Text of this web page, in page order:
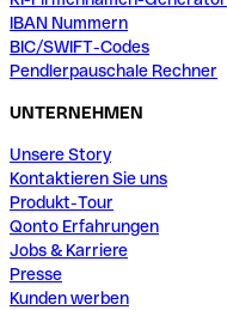
IBAN Nummern
BIC/SWIFT-Codes
Pendlerpauschale Rechner
UNTERNEHMEN
Unsere Story
Kontaktieren Sie uns
Produkt-Tour
Qonto Erfahrungen
Jobs & Karriere
Presse
Kunden werben